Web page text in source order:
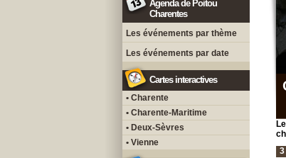
Agenda de Poitou
Charentes
Les événements par thème
Les événements par date
Cartes interactives
• Charente
• Charente-Maritime
• Deux-Sèvres
• Vienne